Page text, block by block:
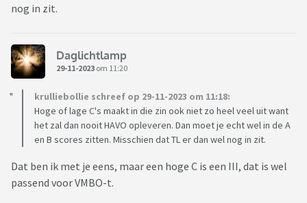
nog in zit.
Daglichtlamp
29-11-2023 om 11:20
krulliebollie schreef op 29-11-2023 om 11:18:
Hoge of lage C's maakt in die zin ook niet zo heel veel uit want
het zal dan nooit HAVO opleveren. Dan moet je echt wel in de A
en B scores zitten. Misschien dat TL er dan wel nog in zit.
Dat ben ik met je eens, maar een hoge C is een III, dat is wel
passend voor VMBO-t.